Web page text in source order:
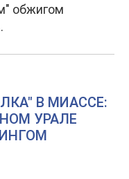
обжигом
В МИАССЕ:
УРАЛЕ